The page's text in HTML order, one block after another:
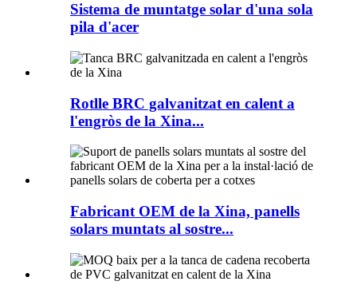
Sistema de muntatge solar d'una sola
pila d'acer
Rotlle BRC galvanitzat en calent a
l'engròs de la Xina...
Fabricant OEM de la Xina, panells
solars muntats al sostre...